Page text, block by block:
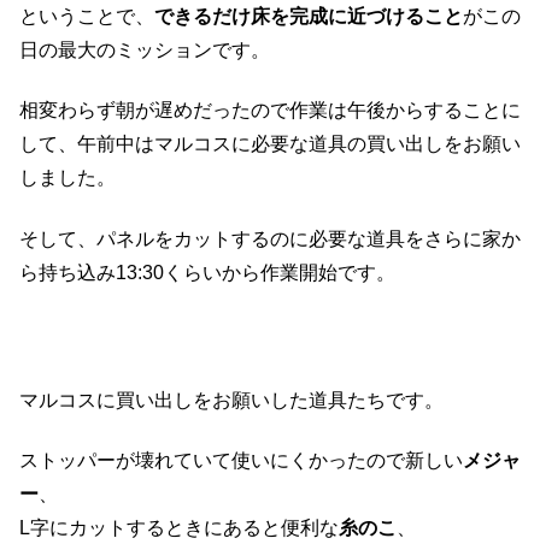
ということで、 できるだけ床を完成に近づけることがこの
日の最大のミッションです。
相変わらず朝が遅めだったので作業は午後からすることに
して、午前中はマルコスに必要な道具の買い出しをお願い
しました。
そして、パネルをカットするのに必要な道具をさらに家か
ら持ち込み13:30くらいから作業開始です。
マルコスに買い出しをお願いした道具たちです。
ストッパーが壊れていて使いにくかったので新しい メジャ
ー
L字にカットするときにあると便利な糸のこ